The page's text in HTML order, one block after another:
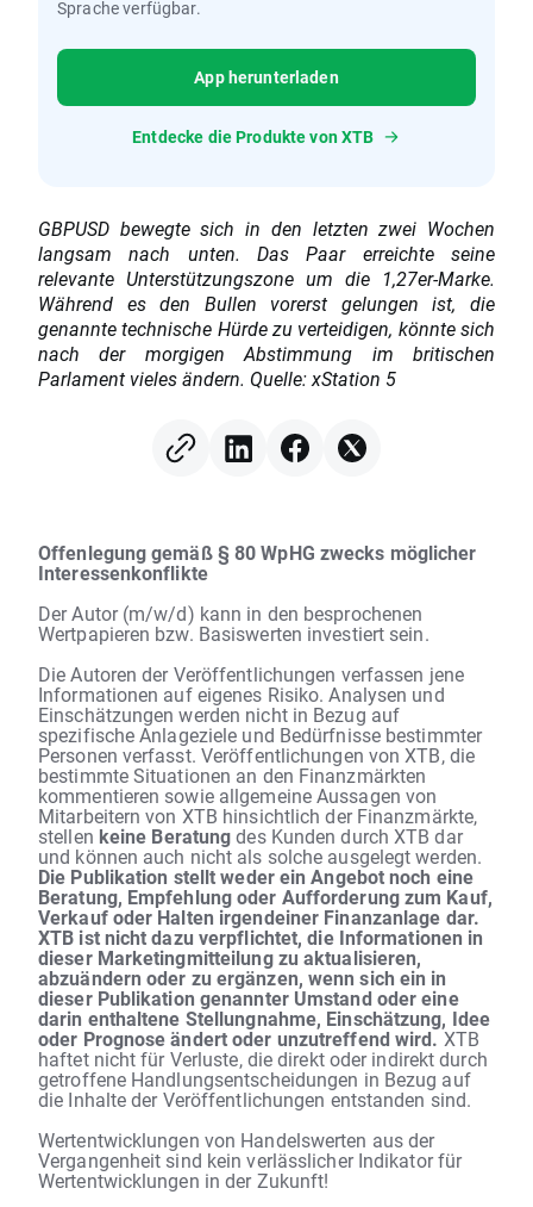
Sprache verfügbar.
App herunterladen
Entdecke die Produkte von XTB
GBPUSD bewegte sich in den letzten zwei Wochen
langsam nach unten. Das Paar erreichte seine
relevante Unterstützungszone um die 1,27er-Marke.
Während es den Bullen vorerst gelungen ist, die
genannte technische Hürde zu verteidigen, könnte sich
nach der morgigen Abstimmung im britischen
Parlament vieles ändern. Quelle: xStation 5
Offenlegung gemäß § 80 WpHG zwecks möglicher
Interessenkonflikte
Der Autor (m/w/d) kann in den besprochenen
Wertpapieren bzw. Basiswerten investiert sein.
Die Autoren der Veröffentlichungen verfassen jene
Informationen auf eigenes Risiko. Analysen und
Einschätzungen werden nicht in Bezug auf
spezifische Anlageziele und Bedürfnisse bestimmter
Personen verfasst. Veröffentlichungen von XTB, die
bestimmte Situationen an den Finanzmärkten
kommentieren sowie allgemeine Aussagen von
Mitarbeitern von XTB hinsichtlich der Finanzmärkte,
stellen keine Beratungdes Kunden durch XTB dar
und können auch nicht als solche ausgelegt werden.
Die Publikation stellt weder ein Angebot noch eine
Beratung, Empfehlung oder Aufforderung zum Kauf,
Verkauf oder Halten irgendeiner Finanzanlage dar.
XTB ist nicht dazu verpflichtet, die Informationen in
dieser Marketingmitteilung zu aktualisieren,
abzuändern oder zu ergänzen, wenn sich ein in
dieser Publikation genannter Umstand oder eine
darin enthaltene Stellungnahme, Einschätzung, Idee
oder Prognose ändert oder unzutreffend wird. XTB
haftet nicht für Verluste, die direkt oder indirekt durch
getroffene Handlungsentscheidungen in Bezug auf
die Inhalte der Veröffentlichungen entstanden sind.
Wertentwicklungen von Handelswerten aus der
Vergangenheit sind kein verlässlicher Indikator für
Wertentwicklungen in der Zukunft!